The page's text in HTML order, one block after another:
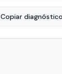
Copiar diagnóstico